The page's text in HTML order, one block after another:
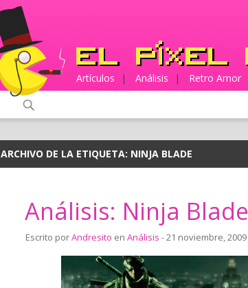
Artículos | Análisis | Retro Amor
ARCHIVO DE LA ETIQUETA: NINJA BLADE
Análisis: Ninja Blade
Escrito porAndresito en Análisis - 21 noviembre, 2009